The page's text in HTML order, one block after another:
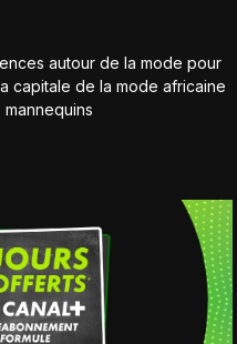
autour de la mode pour
capitale de la mode africaine